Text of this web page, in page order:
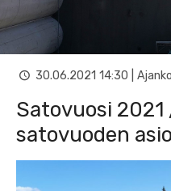
30.06.2021 14:30 |
Satovuosi 2021
satovuoden